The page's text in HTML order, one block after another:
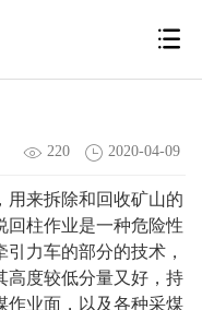
220 2020-04-09
，用来拆除和回收矿山的
回柱作业是一种危险性
力车的部分的技术，
高度较低分量又好，持
作业面，以及各种采煤